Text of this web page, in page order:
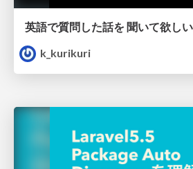
英語で質問した話を 聞いて欲しい
k_kurikuri